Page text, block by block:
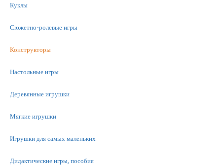
Куклы
Сюжетно-ролевые игры
Конструкторы
Настольные игры
Деревянные игрушки
Мягкие игрушки
Игрушки для самых маленьких
Дидактические игры, пособия